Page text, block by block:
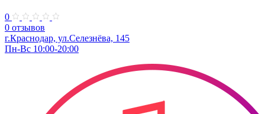
0
0 отзывов
г.Краснодар, ул.Селезнёва, 145
Пн-Вс 10:00-20:00